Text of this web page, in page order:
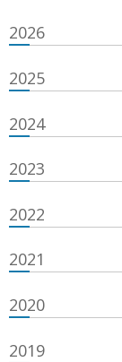
2026
2025
2024
2023
2022
2021
2020
2019